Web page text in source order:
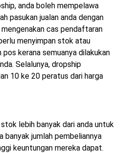
anda boleh mempelawa
pasukan jualan anda dengan
cas pendaftaran
menyimpan stok atau
kerana semuanya dilakukan
Selalunya, dropship
10 ke 20 peratus dari harga
lebih banyak dari anda untuk
banyak jumlah pembeliannya
keuntungan mereka dapat.